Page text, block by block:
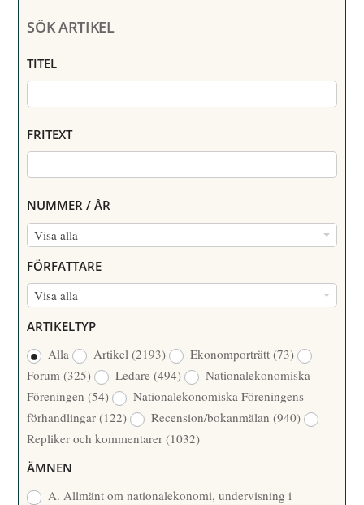
SÖK ARTIKEL
TITEL
FRITEXT
NUMMER / ÅR
Visa alla
N
M
M
/
Å
R
FÖRFATTARE
Visa alla
R
F
A
T
T
A
R
ARTIKELTYP
Alla
Artikel(2193) Ekonomporträtt(73)
Forum(325) Ledare(494)
Nationalekonomiska
Föreningen(54)
Nationalekonomiska Föreningens
förhandlingar(122) Recension/bokanmälan(940)
Repliker och kommentarer(1032)
ÄMNEN
A. Allmänt om nationalekonomi, undervisning i